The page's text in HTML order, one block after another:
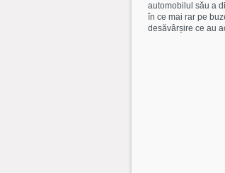
automobilul său a
în ce mai rar pe
desăvârșire ce au